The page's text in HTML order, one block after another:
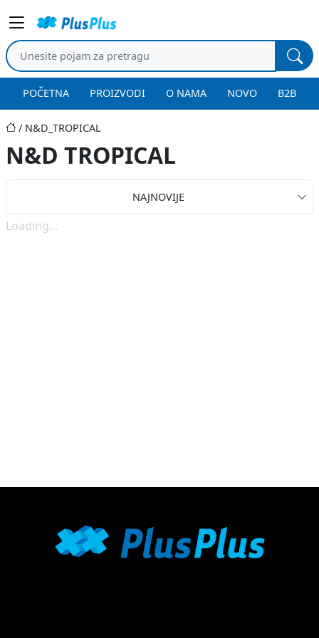
POČETNA PROIZVODI O NAMA NOVO B2B
N&D_TROPICAL
N&D TROPICAL
NAJNOVIJE
Loading...